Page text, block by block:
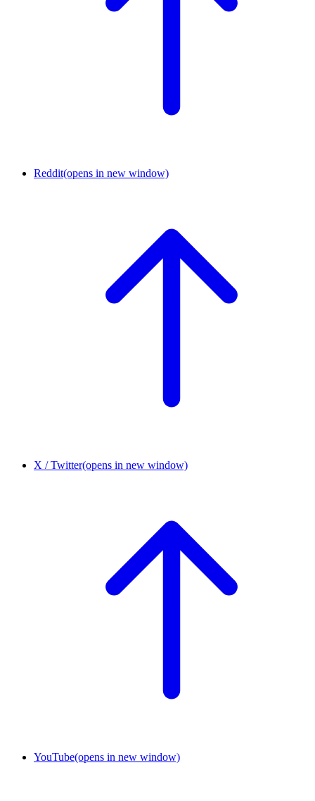
Reddit(opens in new window)
X / Twitter(opens in new window)
YouTube(opens in new window)